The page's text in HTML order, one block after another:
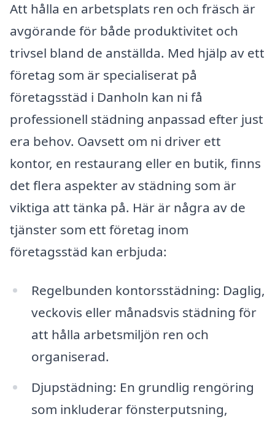
Att hålla en arbetsplats ren och fräsch är
avgörande för både produktivitet och
trivsel bland de anställda. Med hjälp av ett
företag som är specialiserat på
företagsstäd i Danholn kan ni få
professionell städning anpassad efter just
era behov. Oavsett om ni driver ett
kontor, en restaurang eller en butik, finns
det flera aspekter av städning som är
viktiga att tänka på. Här är några av de
tjänster som ett företag inom
företagsstäd kan erbjuda:
Regelbunden kontorsstädning: Daglig,
veckovis eller månadsvis städning för
att hålla arbetsmiljön ren och
organiserad.
Djupstädning: En grundlig rengöring
som inkluderar fönsterputsning,